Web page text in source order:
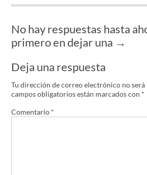
No hay respuestas hasta
primero en dejar una →
Deja una respuesta
Tu dirección de correo electrónico no será
campos obligatorios están marcados con *
Comentario *